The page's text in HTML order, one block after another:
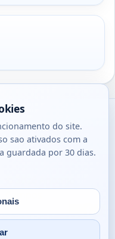
Campos
Email
do site.
sao ativados com a
guardada por 30 dias.